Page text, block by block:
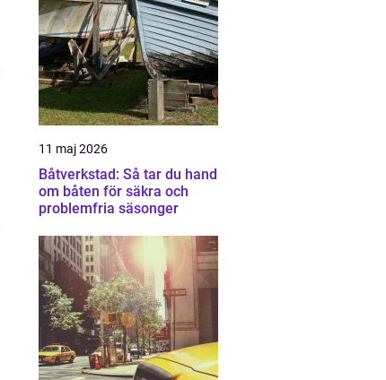
11 maj 2026
Båtverkstad: Så tar du hand
om båten för säkra och
problemfria säsonger